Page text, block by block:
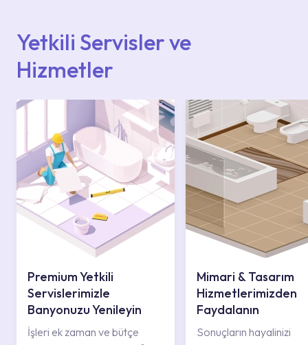
Yetkili Servisler ve
Hizmetler
Premium Yetkili
Servislerimizle
Banyonuzu Yenileyin
İşleri ek zaman ve bütçe
Mimari & Tasarım
Hizmetlerimizden
Faydalanın
Sonuçların hayalinizi